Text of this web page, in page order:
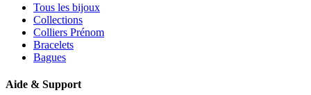
Tous les bijoux
Collections
Colliers Prénom
Bracelets
Bagues
Aide & Support